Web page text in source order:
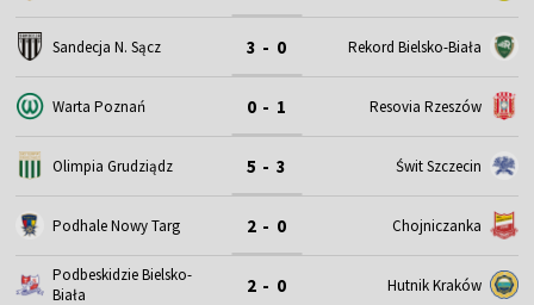
Sandecja N. Sącz 3 - 0 Rekord Bielsko-Biała
Warta Poznań 0 - 1 Resovia Rzeszów
Olimpia Grudziądz 5 - 3 Świt Szczecin
Podhale Nowy Targ 2 - 0 Chojniczanka
Podbeskidzie Bielsko-
Biała
2 - 0 Hutnik Kraków